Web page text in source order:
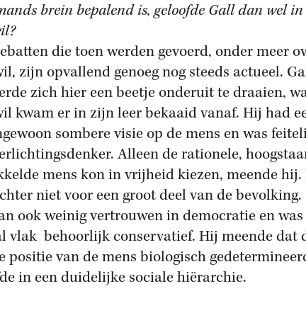
brein bepalend is, geloofde Gall dan wel in
die toen werden gevoerd, onder meer
zijn opvallend genoeg nog steeds actueel.
zich hier een beetje onderuit te draaien,
kwam er in zijn leer bekaaid vanaf. Hij had
sombere visie op de mens en was
Alleen de rationele,
mens kon in vrijheid kiezen, meende hij.
niet voor een groot deel van de
ook weinig vertrouwen in democratie en
vlak behoorlijk conservatief. Hij meende dat
positie van de mens biologisch
in een duidelijke sociale hiërarchie.